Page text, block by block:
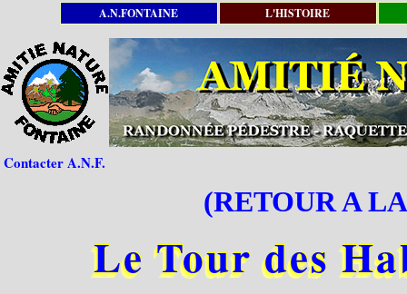
A.N.FONTAINE L'HISTOIRE
Contacter A.N.F.
(RETOUR A
Le Tour des